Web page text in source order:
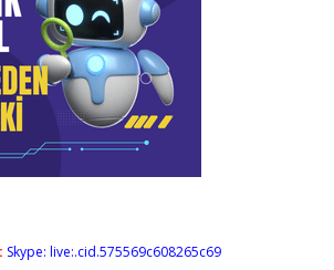
Skype: live:.cid.575569c608265c69